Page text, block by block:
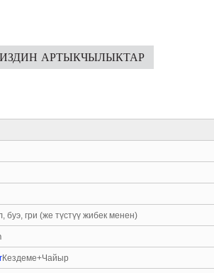
АРТЫКЧЫЛЫКТАР
гри (же түстүү жибек менен)
Кездеме+Чайыр